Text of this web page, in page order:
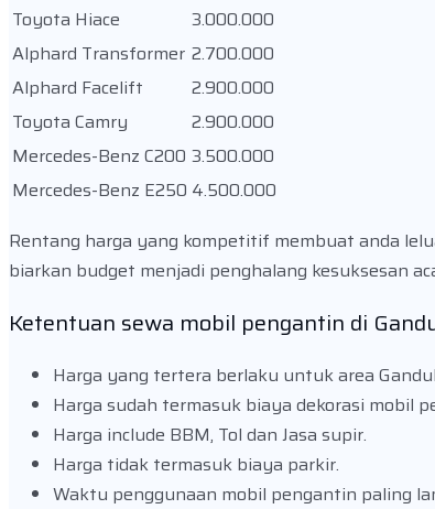
Toyota Hiace
3.000.000
Alphard Transformer 2.700.000
Alphard Facelift
2.900.000
Toyota Camry
2.900.000
Mercedes-Benz C200 3.500.000
Mercedes-Benz E250 4.500.000
Rentang harga yang kompetitif membuat anda
biarkan budget menjadi penghalang kesuksesan
Ketentuan sewa mobil pengantin di
Harga yang tertera berlaku untuk area
Harga sudah termasuk biaya dekorasi mobil
Harga include BBM, Tol dan Jasa supir.
Harga tidak termasuk biaya parkir.
Waktu penggunaan mobil pengantin paling